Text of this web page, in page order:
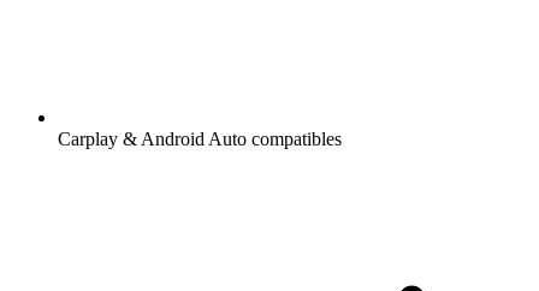
Carplay & Android Auto compatibles